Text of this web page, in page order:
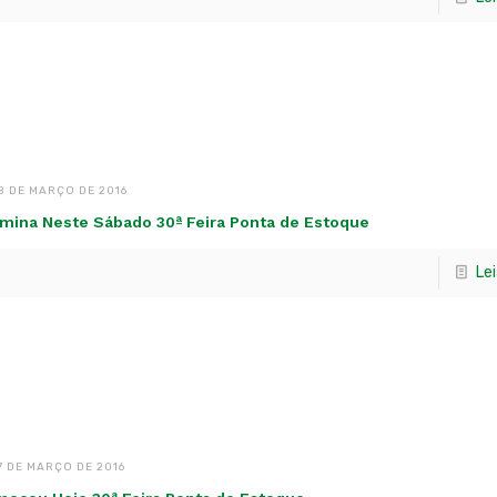
DE MARÇO DE 2016
Neste Sábado 30ª Feira Ponta de Estoque
DE MARÇO DE 2016